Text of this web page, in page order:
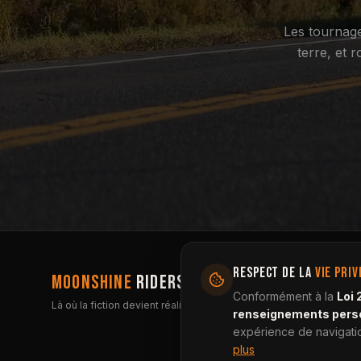
Les
terre, et
MOONSHINE RIDERS
Là où la fiction devient réalité
RESPECT DE LA VIE
Conformément à la Loi
renseignements
expérience de
plus